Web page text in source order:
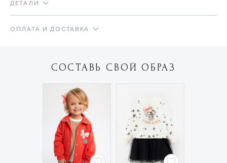
ДЕТАЛИ
ОПЛАТА И ДОСТАВКА
СОСТАВЬ СВОЙ ОБРАЗ